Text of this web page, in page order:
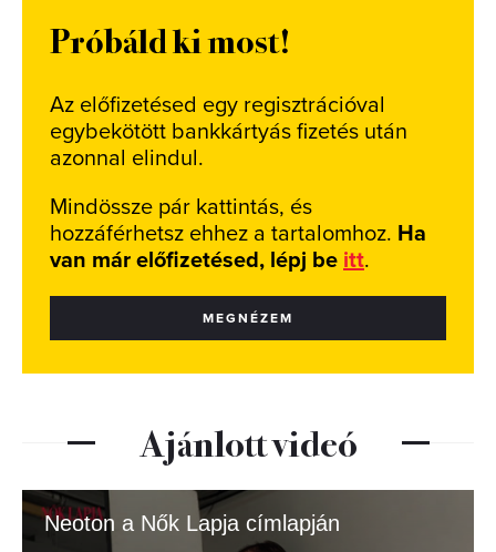
Próbáld ki most!
Az előfizetésed egy regisztrációval
egybekötött bankkártyás fizetés után
azonnal elindul.
Mindössze pár kattintás, és
hozzáférhetsz ehhez a tartalomhoz. Ha
van már előfizetésed, lépj be itt.
MEGNÉZEM
Ajánlott videó
Neoton a Nők Lapja címlapján